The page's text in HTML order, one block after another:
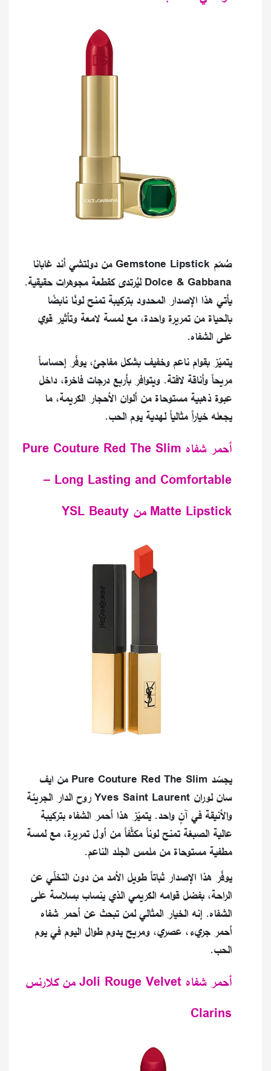
صُمّم Gemstone Lipstick من دولتشي أند غابانا
Dolce & Gabbana ليُرتدى كقطعة مجوهرات حقيقية.
يأتي هذا الإصدار المحدود بتركيبة تمنح لونًا نابضًا
بالحياة من تمريرة واحدة، مع لمسة لامعة وتأثير قوي
على الشفاه.
يتميّز بقوام ناعم وخفيف بشكل مفاجئ، يوفّر إحساساً
مريحاً وأناقة لافتة. ويتوافر بأربع درجات فاخرة، داخل
عبوة ذهبية مستوحاة من ألوان الأحجار الكريمة، ما
يجعله خياراً مثالياً لهدية يوم الحب.
أحمر شفاه Pure Couture Red The Slim
– Long Lasting and Comfortable
Matte Lipstick من YSL Beauty
يجسّد Pure Couture Red The Slim من ايف
سان لوران Yves Saint Laurent روح الدار الجريئة
والأنيقة في آنٍ واحد. يتميّز هذا أحمر الشفاه بتركيبة
عالية الصبغة تمنح لوناً مكثّفاً من أول تمريرة، مع لمسة
مطفية مستوحاة من ملمس الجلد الناعم.
يوفّر هذا الإصدار ثباتاً طويل الأمد من دون التخلّي عن
الراحة، بفضل قوامه الكريمي الذي ينساب بسلاسة على
الشفاه. إنه الخيار المثالي لمن تبحث عن أحمر شفاه
أحمر جريء، عصري، ومريح يدوم طوال اليوم في يوم
الحب.
أحمر شفاه Joli Rouge Velvet من كلارنس
Clarins